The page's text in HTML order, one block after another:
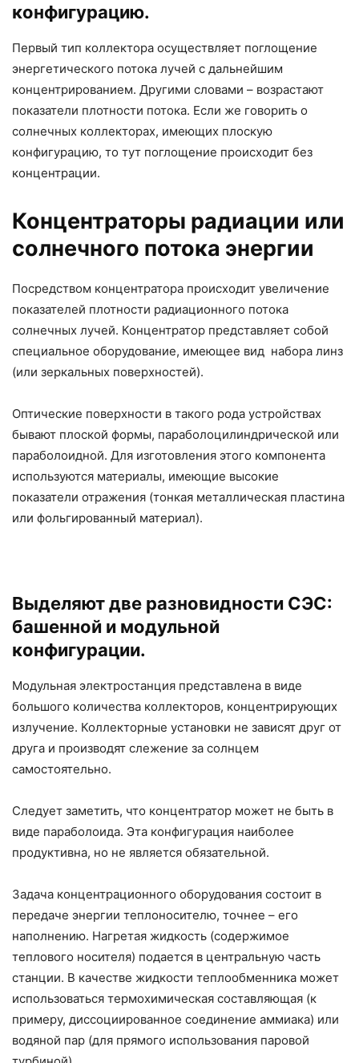
конфигурацию.
Первый тип коллектора осуществляет поглощение
энергетического потока лучей с дальнейшим
концентрированием. Другими словами – возрастают
показатели плотности потока. Если же говорить о
солнечных коллекторах, имеющих плоскую
конфигурацию, то тут поглощение происходит без
концентрации.
Концентраторы радиации или
солнечного потока энергии
Посредством концентратора происходит увеличение
показателей плотности радиационного потока
солнечных лучей. Концентратор представляет собой
специальное оборудование, имеющее вид набора линз
(или зеркальных поверхностей).
Оптические поверхности в такого рода устройствах
бывают плоской формы, параболоцилиндрической или
параболоидной. Для изготовления этого компонента
используются материалы, имеющие высокие
показатели отражения (тонкая металлическая пластина
или фольгированный материал).
Выделяют две разновидности СЭС:
башенной и модульной
конфигурации.
Модульная электростанция представлена в виде
большого количества коллекторов, концентрирующих
излучение. Коллекторные установки не зависят друг от
друга и производят слежение за солнцем
самостоятельно.
Следует заметить, что концентратор может не быть в
виде параболоида. Эта конфигурация наиболее
продуктивна, но не является обязательной.
Задача концентрационного оборудования состоит в
передаче энергии теплоносителю, точнее – его
наполнению. Нагретая жидкость (содержимое
теплового носителя) подается в центральную часть
станции. В качестве жидкости теплообменника может
использоваться термохимическая составляющая (к
примеру, диссоциированное соединение аммиака) или
водяной пар (для прямого использования паровой